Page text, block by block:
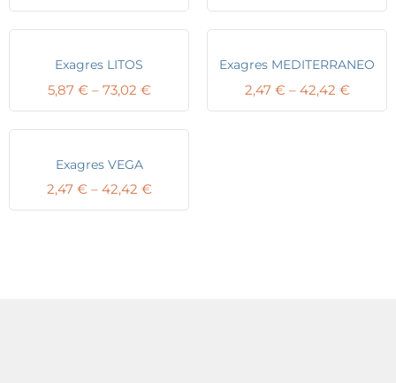
range:
4,17 €
range:
5,87 €
73,02 €
Exagres LITOS
5,87 € – 73,02 €Price
range:
5,87 €
Exagres MEDITERRANEO
2,47 € – 42,42 €Price
range:
Exagres VEGA
2,47 € – 42,42 €Price
range: